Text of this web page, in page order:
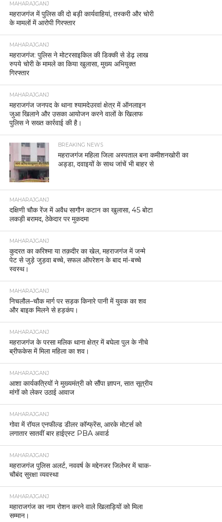
MAHARAJGANJ
महराजगंज में पुलिस की दो बड़ी कार्यवाहियां, तस्करी और चोरी
के मामलों में आरोपी गिरफ्तार
MAHARAJGANJ
महराजगंज: पुलिस ने मोटरसाइकिल की डिक्की से डेढ़ लाख
रुपये चोरी के मामले का किया खुलासा, मुख्य अभियुक्त
गिरफ्तार
MAHARAJGANJ
महराजगंज जनपद के थाना श्यामदेउरवां क्षेत्र में ऑनलाइन
जुआ खिलाने और उसका आयोजन करने वालों के खिलाफ
पुलिस ने सख्त कार्रवाई की है।
BREAKING NEWS
महराजगंज महिला जिला अस्पताल बना कमीशनखोरी का
अड्डा, दवाइयों के साथ जांचें भी बाहर से
MAHARAJGANJ
दक्षिणी चौक रेंज में अवैध सागौन कटान का खुलासा, 45 बोटा
लकड़ी बरामद, ठेकेदार पर मुकदमा
MAHARAJGANJ
कुदरत का करिश्मा या तक़दीर का खेल, महराजगंज में जन्मे
पेट से जुड़े जुड़वा बच्चे, सफल ऑपरेशन के बाद मां-बच्चे
स्वस्थ।
MAHARAJGANJ
निचलौल–चौक मार्ग पर सड़क किनारे पानी में युवक का शव
और बाइक मिलने से हड़कंप।
MAHARAJGANJ
महराजगंज के परसा मलिक थाना क्षेत्र में बघेला पुल के नीचे
ब्रीफकेस में मिला महिला का शव।
MAHARAJGANJ
आशा कार्यकत्रियों ने मुख्यमंत्री को सौंपा ज्ञापन, सात सूत्रीय
मांगों को लेकर उठाई आवाज
MAHARAJGANJ
गोवा में रॉयल एनफील्ड डीलर कॉन्फ्रेंस, आरके मोटर्स को
लगातार सातवीं बार हाईएस्ट PBA अवार्ड
MAHARAJGANJ
महराजगंज पुलिस अलर्ट, नववर्ष के मद्देनजर जिलेभर में चाक-
चौबंद सुरक्षा व्यवस्था
MAHARAJGANJ
महाराजगंज का नाम रोशन करने वाले खिलाड़ियों को मिला
सम्मान।